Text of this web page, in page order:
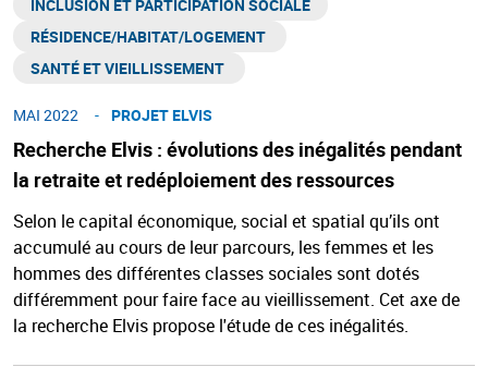
Recherche Elvis : évolutions des inégalités pendant
la retraite et redéploiement des ressources
INCLUSION ET PARTICIPATION SOCIALE
RÉSIDENCE/HABITAT/LOGEMENT ​
SANTÉ ET VIEILLISSEMENT ​
MAI 2022 PROJET ELVIS
Selon le capital économique, social et spatial qu’ils ont
accumulé au cours de leur parcours, les femmes et les
hommes des différentes classes sociales sont dotés
différemment pour faire face au vieillissement. Cet axe de
la recherche Elvis propose l'étude de ces inégalités.